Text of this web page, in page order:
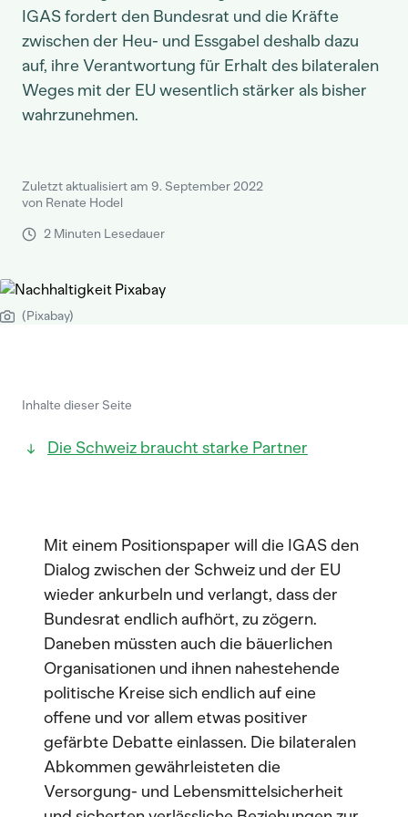
IGAS fordert den Bundesrat und die Kräfte
zwischen der Heu- und Essgabel deshalb dazu
auf, ihre Verantwortung für Erhalt des bilateralen
Weges mit der EU wesentlich stärker als bisher
wahrzunehmen.
Zuletzt aktualisiert am 9. September 2022
von Renate Hodel
2 Minuten Lesedauer
(Pixabay)
Inhalte dieser Seite
Die Schweiz braucht starke Partner
Mit einem Positionspaper will die IGAS den
Dialog zwischen der Schweiz und der EU
wieder ankurbeln und verlangt, dass der
Bundesrat endlich aufhört, zu zögern.
Daneben müssten auch die bäuerlichen
Organisationen und ihnen nahestehende
politische Kreise sich endlich auf eine
offene und vor allem etwas positiver
gefärbte Debatte einlassen. Die bilateralen
Abkommen gewährleisteten die
Versorgung- und Lebensmittelsicherheit